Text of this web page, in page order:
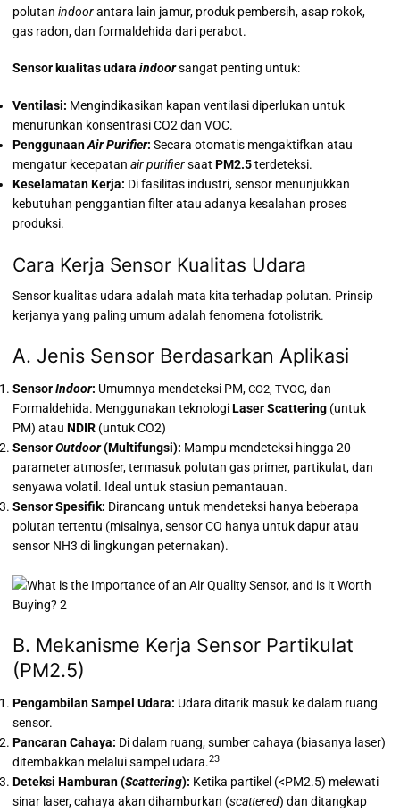
polutan indoorantara lain jamur, produk pembersih, asap rokok,
gas radon, dan formaldehida dari perabot.
Sensor kualitas udara indoorsangat penting untuk:
Ventilasi: Mengindikasikan kapan ventilasi diperlukan untuk
menurunkan konsentrasi CO2 dan VOC.
PenggunaanAir Purifier: Secara otomatis mengaktifkan atau
mengatur kecepatan air purifiersaat PM2.5terdeteksi.
Keselamatan Kerja: Di fasilitas industri, sensor menunjukkan
kebutuhan penggantian filter atau adanya kesalahan proses
produksi.
Cara Kerja Sensor Kualitas Udara
Sensor kualitas udara adalah mata kita terhadap polutan. Prinsip
kerjanya yang paling umum adalah fenomena fotolistrik.
A. Jenis Sensor Berdasarkan Aplikasi
SensorIndoor: Umumnya mendeteksi PM, CO2, TVOC, dan
Formaldehida. Menggunakan teknologiLaser Scattering (untuk
PM) atau NDIR (untuk CO2)
SensorOutdoor(Multifungsi): Mampu mendeteksi hingga 20
parameter atmosfer, termasuk polutan gas primer, partikulat, dan
senyawa volatil. Ideal untuk stasiun pemantauan.
Sensor Spesifik: Dirancang untuk mendeteksi hanya beberapa
polutan tertentu (misalnya, sensorCO hanya untuk dapur atau
sensor NH3 di lingkungan peternakan).
B. Mekanisme Kerja Sensor Partikulat
(PM2.5)
Pengambilan Sampel Udara: Udara ditarik masuk ke dalam ruang
sensor.
Pancaran Cahaya: Di dalam ruang, sumber cahaya (biasanya laser)
ditembakkan melalui sampel udara.23
Deteksi Hamburan (Scattering): Ketika partikel (<PM2.5) melewati
sinar laser, cahaya akan dihamburkan (scattered) dan ditangkap